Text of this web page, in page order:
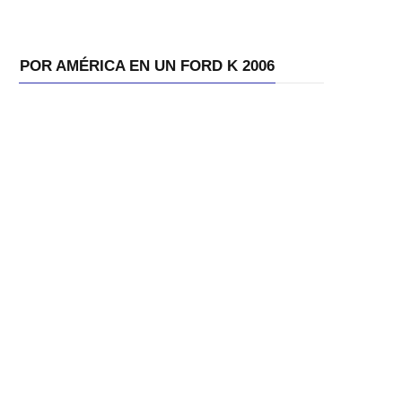
POR AMÉRICA EN UN FORD K 2006